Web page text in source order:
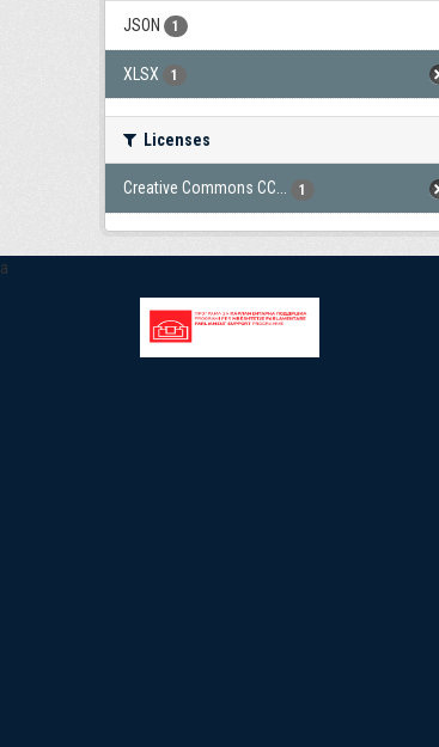
JSON 1
XLSX 1
Licenses
Creative Commons CC... 1
a